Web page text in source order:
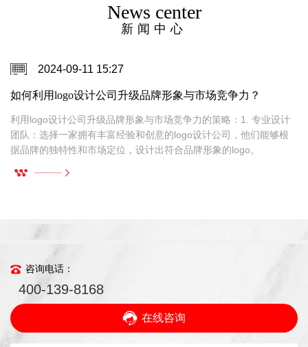
News center
新闻中心
2024-09-11 15:27
如何利用logo设计公司升级品牌形象与市场竞争力？
利用logo设计公司升级品牌形象与市场竞争力的策略：1. 专业设计
团队：选择一家拥有丰富经验和创意的logo设计公司，他们能够根
据品牌的独特性和市场定位，设计出符合品牌形象的logo。
咨询电话：
400-139-8168
在线咨询